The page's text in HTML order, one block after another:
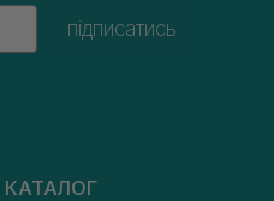
підписатись
КАТАЛОГ